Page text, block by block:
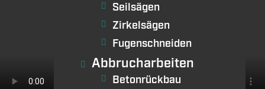
Seilsägen
Zirkelsägen
Fugenschneiden
Abbrucharbeiten
Betonrückbau